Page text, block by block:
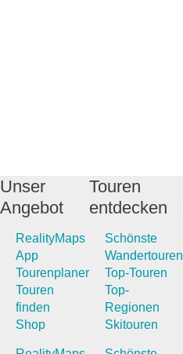
Unser
Angebot
RealityMaps
App
Tourenplaner
Touren
finden
Shop
Touren
entdecken
Schönste
Wandertouren
Top-Touren
Top-
Regionen
Skitouren